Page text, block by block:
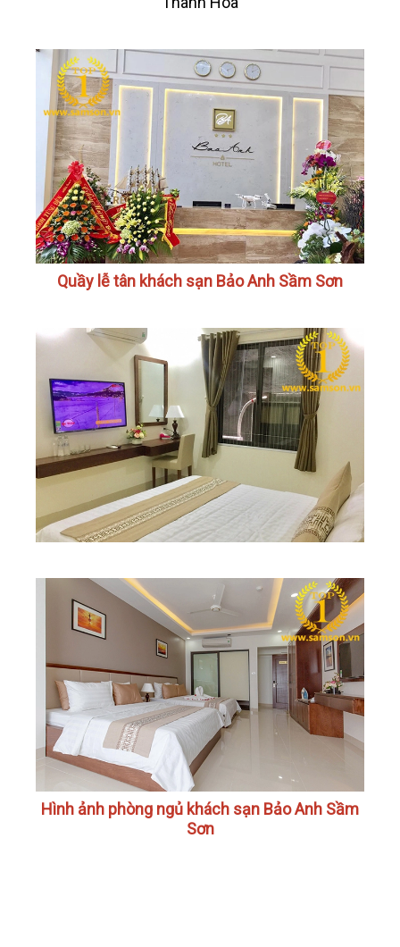
Quầy lễ tân khách sạn Bảo Anh Sầm Sơn
Hình ảnh phòng ngủ khách sạn Bảo Anh Sầm
Sơn